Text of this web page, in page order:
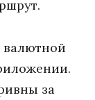
валютной
за